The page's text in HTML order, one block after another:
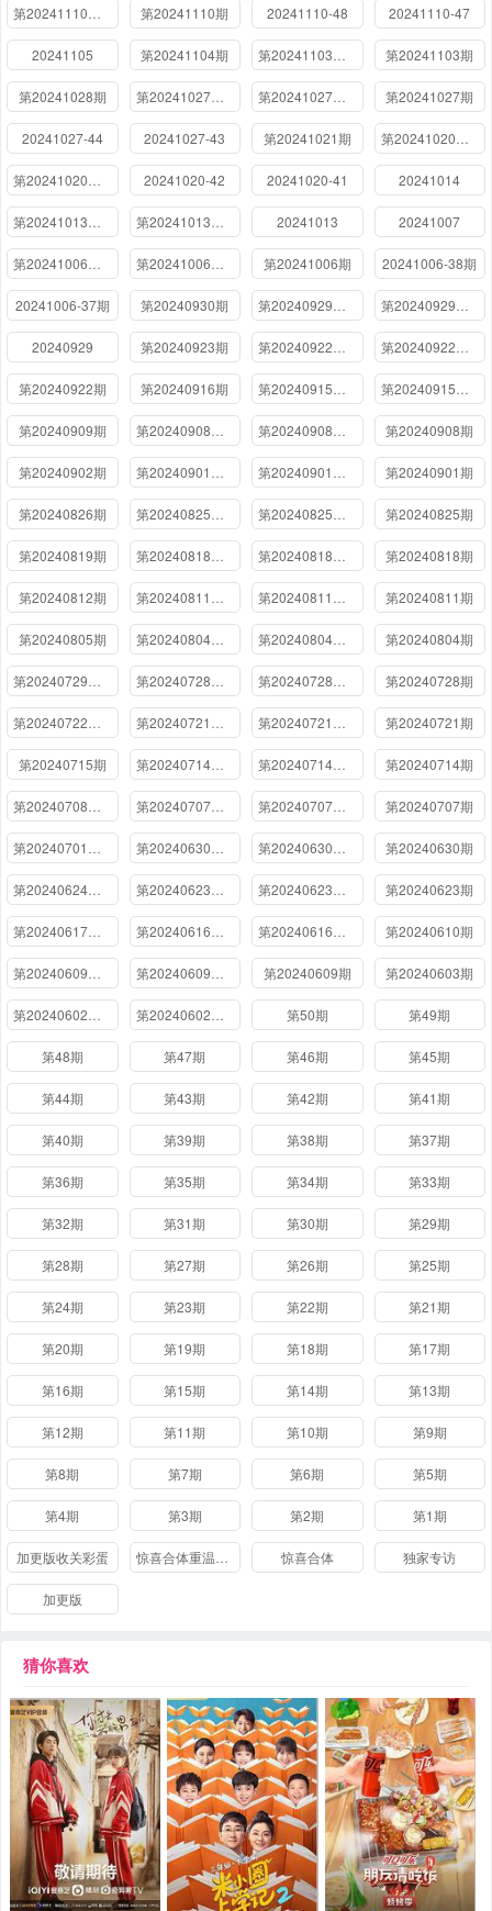
第20241110期 20241110-48 20241110-47
20241105 第20241104期 第20241103期
第20241028期 第20241027期下 第20241027期
20241027-44 20241027-43 第20241021期
20241020-42 20241020-41 20241014
20241013 20241007
第20241006期 20241006-38期
20241006-37期 第20240930期
20240929 第20240923期
第20240922期 第20240916期
第20240909期 第20240908期
第20240902期 第20240901期
第20240826期 第20240825期
第20240819期 第20240818期
第20240812期 第20240811期
第20240805期 第20240804期下 第20240804期
第20240728期
第20240721期
第20240715期 第20240714期下 第20240714期
第20240707期下 第20240707期
第20240630期
第20240623期
第20240610期
第20240609期 第20240603期
第50期 第49期
第48期 第47期 第46期 第45期
第44期 第43期 第42期 第41期
第40期 第39期 第38期 第37期
第36期 第35期 第34期 第33期
第32期 第31期 第30期 第29期
第28期 第27期 第26期 第25期
第24期 第23期 第22期 第21期
第20期 第19期 第18期 第17期
第16期 第15期 第14期 第13期
第12期 第11期 第10期 第9期
第8期 第7期 第6期 第5期
第4期 第3期 第2期 第1期
加更版收关彩蛋 惊喜合体 独家专访
加更版
猜你喜欢